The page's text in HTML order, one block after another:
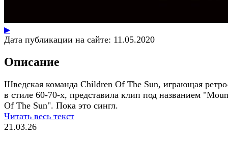
▶
Дата публикации на сайте: 11.05.2020
Описание
Шведская команда Children Of The Sun, играющая
в стиле 60-70-х, представила клип под названием
Of The Sun". Пока это сингл.
Читать весь текст
21.03.26